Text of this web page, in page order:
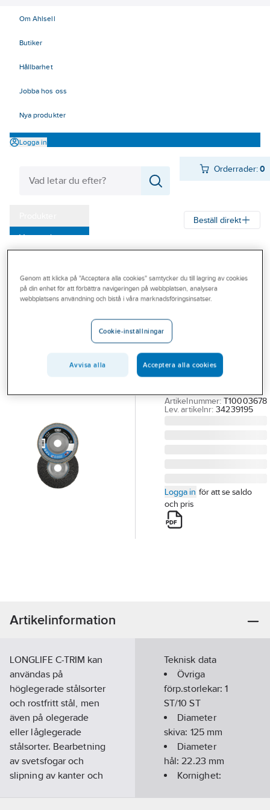
Om Ahlsell
Butiker
Hållbarhet
Jobba hos oss
Nya produkter
Logga in
Orderrader:0
Varumärken
Outlet
Branscher
Beställ direkt
TYROLIT
LAMELLRONDELL
TYROLIT C-TRIM
125X22.2 K40
Artikelnummer: T10003678
Lev. artikelnr: 34239195
Logga in för att se saldo
och pris
Artikelinformation
LONGLIFE C-TRIM kan
användas på
höglegerade stålsorter
och rostfritt stål, men
även på olegerade
eller låglegerade
stålsorter. Bearbetning
av svetsfogar och
slipning av kanter och
Teknisk data
Övriga
förp.storlekar:1
ST/10 ST
Diameter
skiva: 125mm
Diameter
hål:22.23mm
Kornighet:
Genom att klicka på "Acceptera alla cookies" samtycker du till lagring av cookies
på din enhet för att förbättra navigeringen på webbplatsen, analysera
webbplatsens användning och bistå i våra marknadsföringsinsatser.
Cookie-inställningar
Avvisa alla Acceptera alla cookies